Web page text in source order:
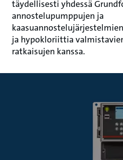
täydellisesti yhdessä
annostelupumppujen ja
ja hypokloriittia
ratkaisujen kanssa.